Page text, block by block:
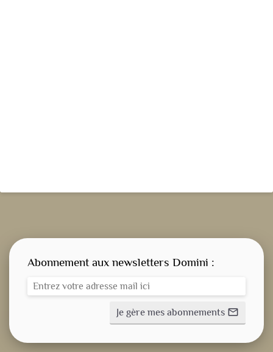
Abonnement aux newsletters Domini :
Je gère mes abonnements mail_outline